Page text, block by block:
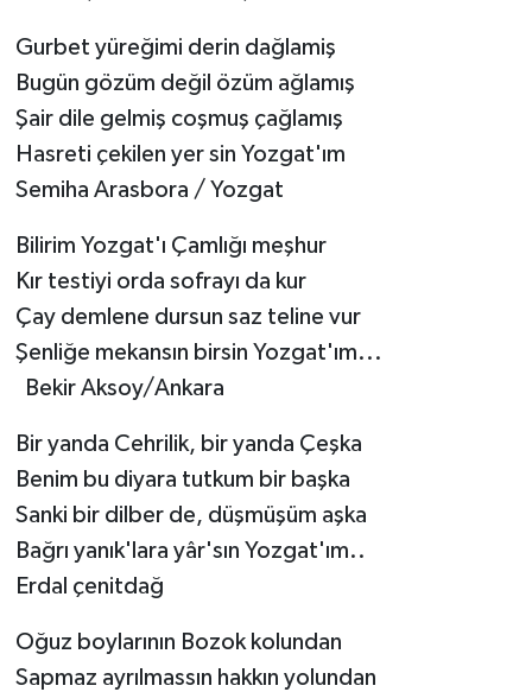
Gurbet yüreğimi derin dağlamiş
Bugün gözüm değil özüm ağlamış
Şair dile gelmiş coşmuş çağlamış
Hasreti çekilen yer sin Yozgat'ım
Semiha Arasbora / Yozgat
Bilirim Yozgat'ı Çamlığı meşhur
Kır testiyi orda sofrayı da kur
Çay demlene dursun saz teline vur
Şenliğe mekansın birsin Yozgat'ım...
Bekir Aksoy/Ankara
Bir yanda Cehrilik, bir yanda Çeşka
Benim bu diyara tutkum bir başka
Sanki bir dilber de, düşmüşüm aşka
Bağrı yanık'lara yâr'sın Yozgat'ım..
Erdal çenitdağ
Oğuz boylarının Bozok kolundan
Sapmaz ayrılmassın hakkın yolundan